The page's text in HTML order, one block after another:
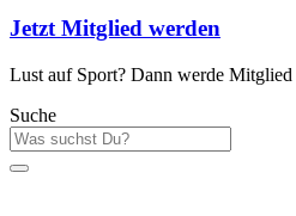
Jetzt Mitglied werden
Lust auf Sport? Dann werde
Suche